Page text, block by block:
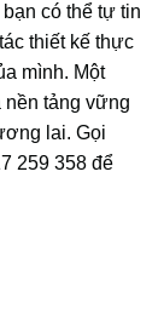
có thể tự tin
thiết kế thực
mình. Một
nền tảng vững
lai. Gọi
259 358 để